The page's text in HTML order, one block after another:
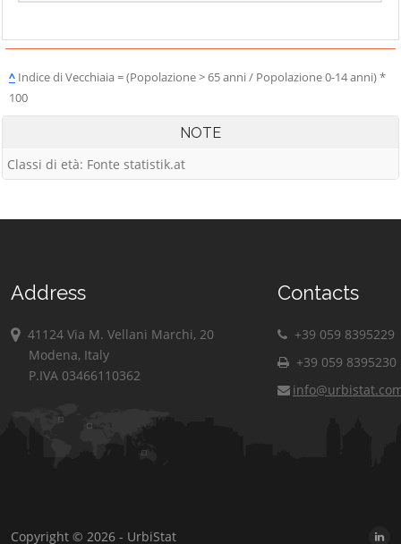
^ Indice di Vecchiaia = (Popolazione > 65 anni / Popolazione 0-14 anni) *
100
NOTE
Classi di età: Fonte statistik.at
Address
41124 Via M. Vellani Marchi, 20
Modena, Italy
P.IVA 03466110362
Contacts
+39 059 8395229
+39 059 8395230
Copyright © 2026 - UrbiStat